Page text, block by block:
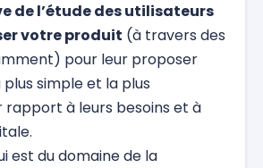
de l’étude des utilisateurs
votre produit (à travers des
pour leur proposer
plus simple et la plus
à leurs besoins et à
est du domaine de la